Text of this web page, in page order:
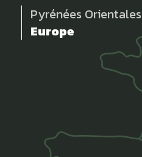
Pyrénées Orientales
Europe